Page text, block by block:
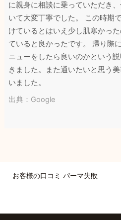
に親身に相談に乗っていただき
いて大変丁寧でした。 この時期
けているとはいえ少し肌寒かっ
ていると良かったです。 帰り際
ニューをしたら良いのかという
きました。また通いたいと思う
いました。
出典：Google
お客様の口コミ パーマ失敗